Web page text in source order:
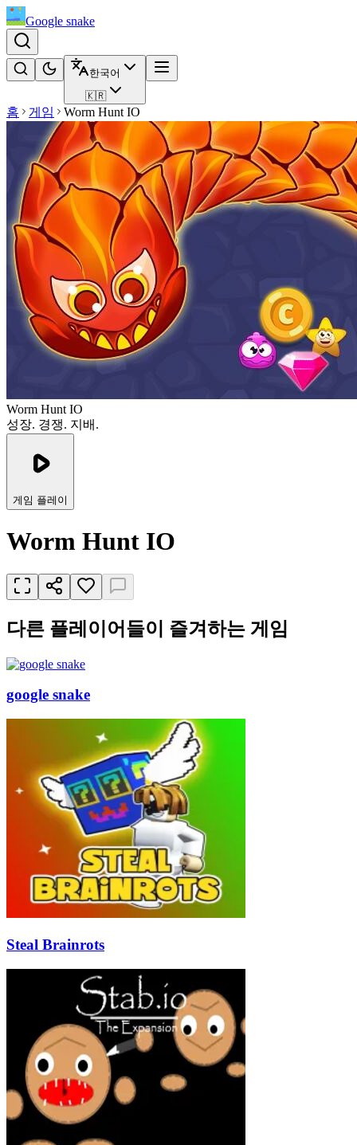
Google snake
한국어
🇰🇷
홈 게임 Worm Hunt IO
Worm Hunt IO
성장. 경쟁. 지배.
게임 플레이
Worm Hunt IO
다른 플레이어들이 즐겨하는 게임
google snake
Steal Brainrots